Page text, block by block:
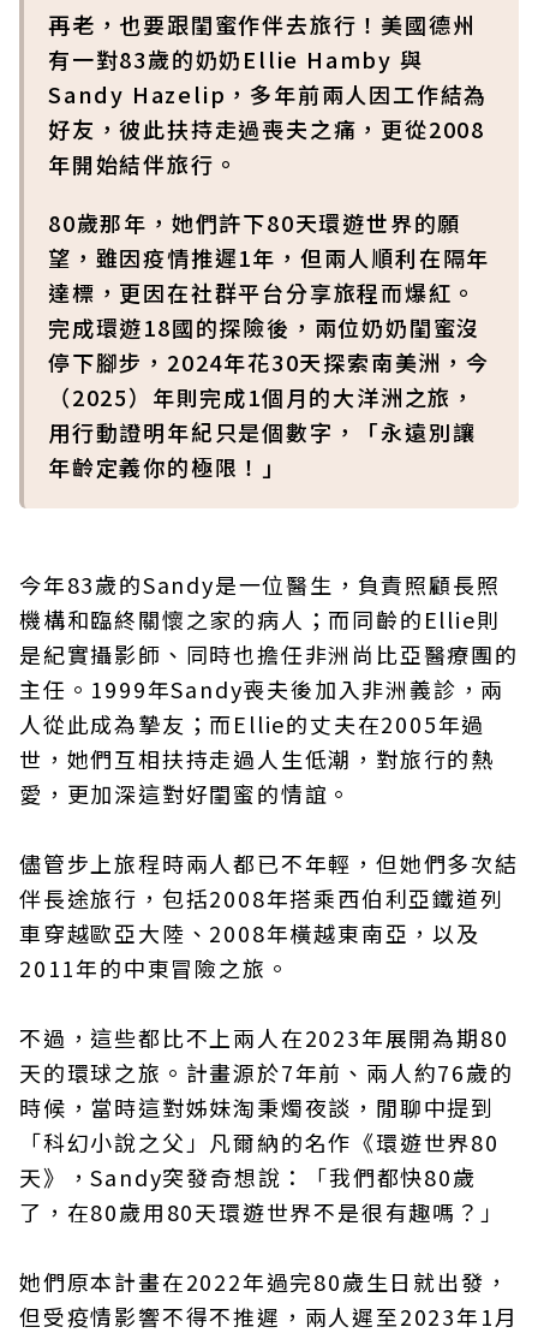
再老，也要跟閨蜜作伴去旅行！美國德州
有一對83歲的奶奶Ellie Hamby 與
Sandy Hazelip，多年前兩人因工作結為
好友，彼此扶持走過喪夫之痛，更從2008
年開始結伴旅行。
80歲那年，她們許下80天環遊世界的願
望，雖因疫情推遲1年，但兩人順利在隔年
達標，更因在社群平台分享旅程而爆紅。
完成環遊18國的探險後，兩位奶奶閨蜜沒
停下腳步，2024年花30天探索南美洲，今
（2025）年則完成1個月的大洋洲之旅，
用行動證明年紀只是個數字，「永遠別讓
年齡定義你的極限！」
今年83歲的Sandy是一位醫生，負責照顧長照
機構和臨終關懷之家的病人；而同齡的Ellie則
是紀實攝影師、同時也擔任非洲尚比亞醫療團的
主任。1999年Sandy喪夫後加入非洲義診，兩
人從此成為摯友；而Ellie的丈夫在2005年過
世，她們互相扶持走過人生低潮，對旅行的熱
愛，更加深這對好閨蜜的情誼。
儘管步上旅程時兩人都已不年輕，但她們多次結
伴長途旅行，包括2008年搭乘西伯利亞鐵道列
車穿越歐亞大陸、2008年橫越東南亞，以及
2011年的中東冒險之旅。
不過，這些都比不上兩人在2023年展開為期80
天的環球之旅。計畫源於7年前、兩人約76歲的
時候，當時這對姊妹淘秉燭夜談，閒聊中提到
「科幻小說之父」凡爾納的名作《環遊世界80
天》，Sandy突發奇想說：「我們都快80歲
了，在80歲用80天環遊世界不是很有趣嗎？」
她們原本計畫在2022年過完80歲生日就出發，
但受疫情影響不得不推遲，兩人遲至2023年1月